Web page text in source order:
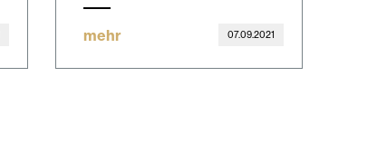
mehr 07.09.2021